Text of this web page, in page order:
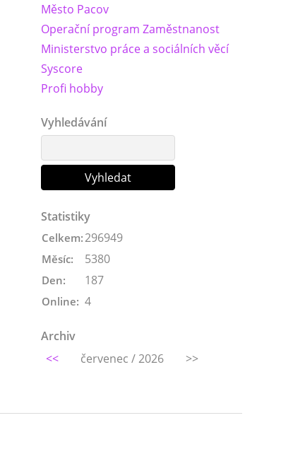
Město Pacov
Operační program Zaměstnanost
Ministerstvo práce a sociálních věcí
Syscore
Profi hobby
Vyhledávání
Statistiky
Online: 4
Celkem:296949
Měsíc: 5380
Den: 187
Archiv
<<
červenec / 2026 >>